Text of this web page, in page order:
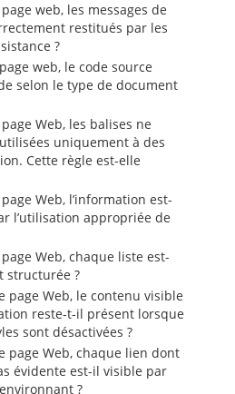
web, les messages de
restitués par les
?
web, le code source
selon le type de document
Web, les balises ne
uniquement à des
Cette règle est-elle
Web, l’information est-
l’utilisation appropriée de
Web, chaque liste est-
structurée ?
page Web, le contenu visible
reste-t-il présent lorsque
sont désactivées ?
page Web, chaque lien dont
évidente est-il visible par
?